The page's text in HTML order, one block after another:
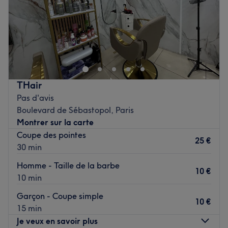
Dimanche
10:00 20:30
La Reine Spa est un institut de beauté installé dans le 3e
arrondissement de Paris. On profite d’un moment rien
qu’à soi grâce à des soins sur mesure effectués avec
professionnalisme. Chez La Reine Spa, la beauté
n'attend pas !
Transports publics les plus proches :
Tout près de la station de métro Arts et Métiers.
L’équipe :
Une équipe de professionnels est ravi de partager son
Nos coups de cœur :
THair
Pas d'avis
Boulevard de Sébastopol, Paris
Montrer sur la carte
Coupe des pointes
30 min
25 €
Homme - Taille de la barbe
10 min
10 €
Garçon - Coupe simple
15 min
10 €
Je veux en savoir plus